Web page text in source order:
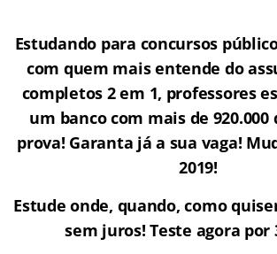
Estudando para concursos
com quem mais entende do
completos 2 em 1, professores
um banco com mais de 920.000
prova! Garanta já a sua vaga!
2019!
Estude onde, quando, como
sem juros! Teste agora por